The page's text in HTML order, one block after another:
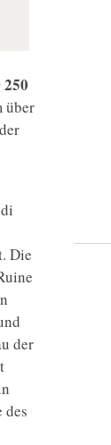
über
Die
der
des